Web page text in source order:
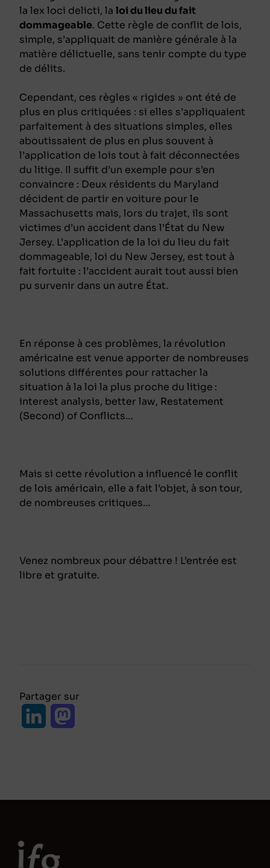
la lex loci delicti, la loi du lieu du fait
dommageable. Cette règle de conflit de lois,
simple, s’appliquait de manière générale à la
matière délictuelle, sans tenir compte du type
de délits.
Cependant, ces règles « rigides » ont été de
plus en plus critiquées : si elles s’appliquaient
parfaitement à des situations simples, elles
aboutissaient de plus en plus souvent à
l’application de lois tout à fait déconnectées
du litige. Il suffit d’un exemple pour s’en
convaincre : Deux résidents du Maryland
décident de partir en voiture pour le
Massachusetts mais, lors du trajet, ils sont
victimes d’un accident dans l’État du New
Jersey. L’application de la loi du lieu du fait
dommageable, loi du New Jersey, est tout à
fait fortuite : l’accident aurait tout aussi bien
pu survenir dans un autre État.
En réponse à ces problèmes, la révolution
américaine est venue apporter de nombreuses
solutions différentes pour rattacher la
situation à la loi la plus proche du litige :
interest analysis, better law, Restatement
(Second) of Conflicts…
Mais si cette révolution a influencé le conflit
de lois américain, elle a fait l’objet, à son tour,
de nombreuses critiques…
Venez nombreux pour débattre ! L’entrée est
libre et gratuite.
Partager sur
I